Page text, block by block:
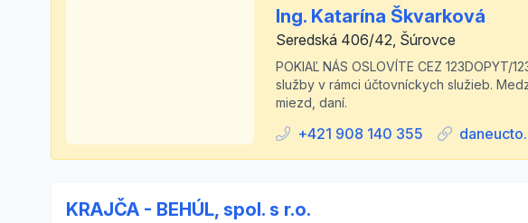
Ing. Katarína Škvarková
Seredská 406/42, Šúrovce
POKIAĽ NÁS OSLOVÍTE CEZ 123DOPYT/
služby v rámci účtovníckych služieb.
miezd, daní.
+421 908 140 355
KRAJČA - BEHÚL, spol. s r.o.